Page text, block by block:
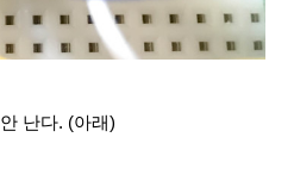
안 난다. (아래)